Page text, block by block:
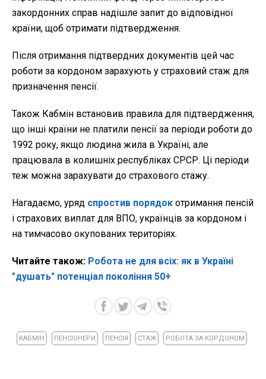
закордонних справ надішле запит до відповідної
країни, щоб отримати підтвердження.
Після отримання підтвердних документів цей час
роботи за кордоном зарахують у страховий стаж для
призначення пенсії.
Також Кабмін встановив правила для підтвердження,
що інші країни не платили пенсії за періоди роботи до
1992 року, якщо людина жила в Україні, але
працювала в колишніх республіках СРСР. Ці періоди
теж можна зарахувати до страхового стажу.
Нагадаємо, уряд спростив порядок отримання пенсій
і страхових виплат для ВПО, українців за кордоном і
на тимчасово окупованих територіях.
Читайте також: Робота не для всіх: як в Україні
"душать" потенціал покоління 50+
КАБМІН ПЕНСІОНЕРИ ПЕНСІЯ СТАЖ РОБОТА ЗА КОРДОНОМ